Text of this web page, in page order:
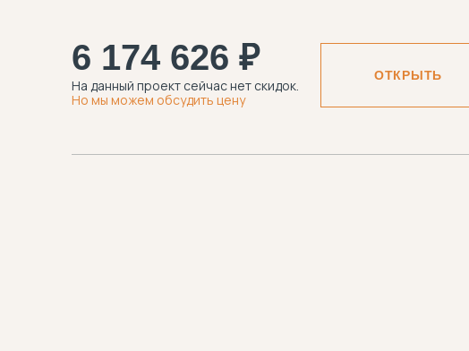
6 174 626 ₽
На данный проект сейчас нет скидок.
Но мы можем обсудить цену
ОТКРЫТЬ